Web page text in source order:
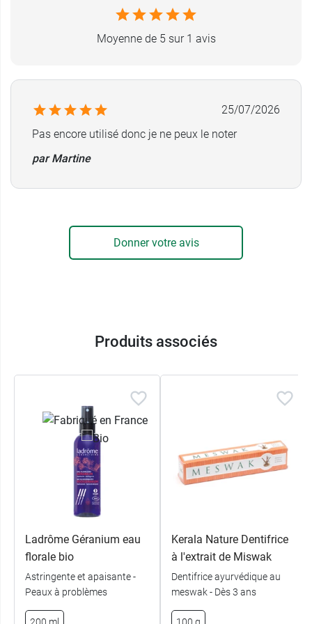
naturel qui nettoie tout en douceur, tout en vous
plongeant au cœur de l'Inde, pour se faire du
bien et se sentir bien !
Lesavon Ayurvédique Chandrikalibère une
mousse agréable à la
nettoie en douceur et apaise le corps et l'esprit.
Caractéristiques :
Fabriqué en Inde
tendance acnéique
Et pour les pieds abimés, secs et craquelés,
pensez auBaume Ayurvédique Herbamix.
Moyenne de 5 sur 1 avis
25/07/2026
Pas encore utilisé donc je ne peux le noter
par Martine
Donner votre avis
Produits associés
Ladrôme Géranium eau
florale bio
Astringente et apaisante -
Peaux à problèmes
Kerala Nature Dentifrice
à l'extrait de Miswak
Dentifrice ayurvédique au
meswak - Dès 3 ans